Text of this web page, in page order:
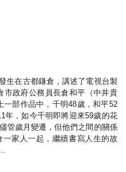
生在古都鎌倉，講述了電視台製
市政府公務員長倉和平（中井貴
部作品中，千明48歲，和平52
年，如今千明即將迎來59歲的花
管歲月變遷，但他們之間的關係
家人一起，繼續書寫人生的故